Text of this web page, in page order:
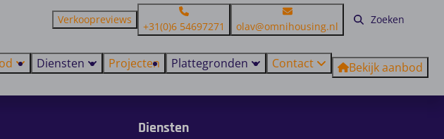
Verkoopreviews
+31(0)6 54697271 olav@omnihousing.nl
Diensten Projecten Plattegronden Contact Bekijk aanbod
Diensten